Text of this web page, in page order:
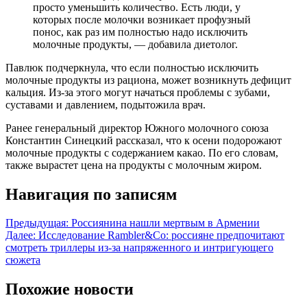
просто уменьшить количество. Есть люди, у
которых после молочки возникает профузный
понос, как раз им полностью надо исключить
молочные продукты, — добавила диетолог.
Павлюк подчеркнула, что если полностью исключить
молочные продукты из рациона, может возникнуть дефицит
кальция. Из-за этого могут начаться проблемы с зубами,
суставами и давлением, подытожила врач.
Ранее генеральный директор Южного молочного союза
Константин Синецкий рассказал, что к осени подорожают
молочные продукты с содержанием какао. По его словам,
также вырастет цена на продукты с молочным жиром.
Навигация по записям
Предыдущая: Россиянина нашли мертвым в Армении
Далее: Исследование Rambler&Co: россияне предпочитают
смотреть триллеры из-за напряженного и интригующего
сюжета
Похожие новости